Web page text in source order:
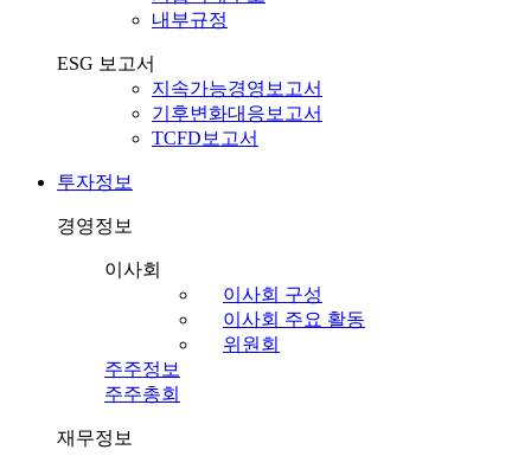
내부규정
ESG 보고서
지속가능경영보고서
기후변화대응보고서
TCFD보고서
투자정보
경영정보
이사회
이사회 구성
이사회 주요 활동
위원회
주주정보
주주총회
재무정보